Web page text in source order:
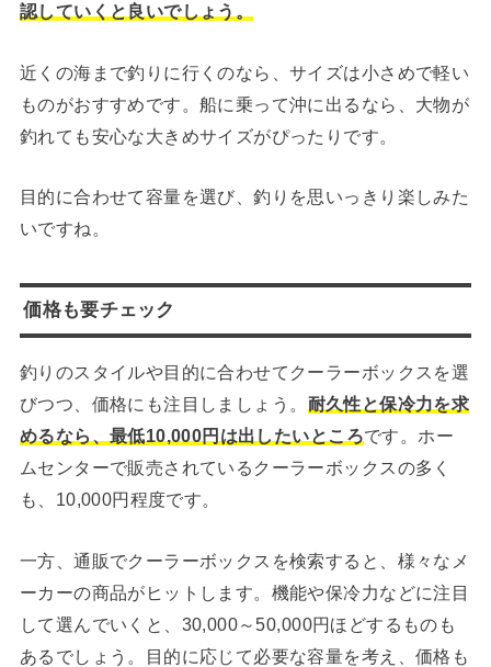
認していくと良いでしょう。
近くの海まで釣りに行くのなら、サイズは小さめで軽い
ものがおすすめです。船に乗って沖に出るなら、大物が
釣れても安心な大きめサイズがぴったりです。
目的に合わせて容量を選び、釣りを思いっきり楽しみた
いですね。
価格も要チェック
釣りのスタイルや目的に合わせてクーラーボックスを選
びつつ、価格にも注目しましょう。 耐久性と保冷力を求
めるなら、最低10,000円は出したいところです。ホー
ムセンターで販売されているクーラーボックスの多く
も、10,000円程度です。
一方、通販でクーラーボックスを検索すると、様々なメ
ーカーの商品がヒットします。機能や保冷力などに注目
して選んでいくと、30,000～50,000円ほどするものも
あるでしょう。目的に応じて必要な容量を考え、価格も